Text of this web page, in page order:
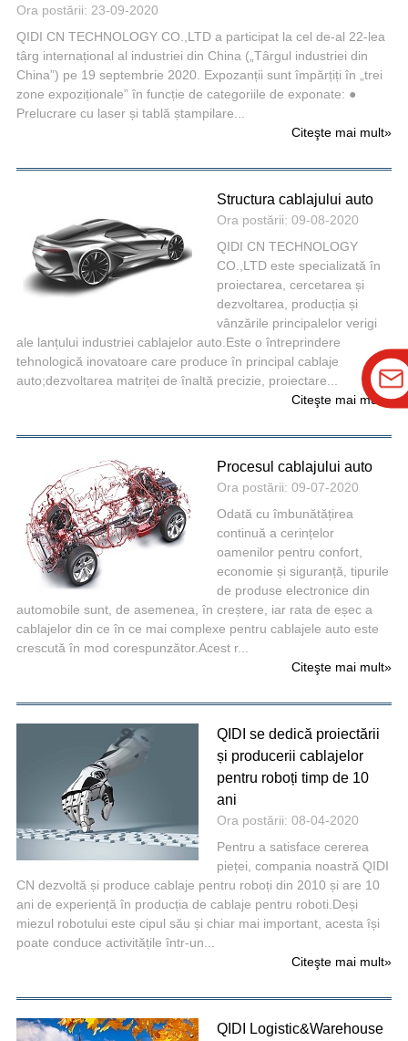
Ora postării: 23-09-2020
QIDI CN TECHNOLOGY CO.,LTD a participat la cel de-al 22-lea
târg internațional al industriei din China („Târgul industriei din
China”) pe 19 septembrie 2020. Expozanții sunt împărțiți în „trei
zone expoziționale” în funcție de categoriile de exponate: ●
Prelucrare cu laser și tablă ștampilare...
Citeşte mai mult»
Structura cablajului auto
Ora postării: 09-08-2020
QIDI CN TECHNOLOGY
CO.,LTD este specializată în
proiectarea, cercetarea și
dezvoltarea, producția și
vânzările principalelor verigi
ale lanțului industriei cablajelor auto.Este o întreprindere
tehnologică inovatoare care produce în principal cablaje
auto;dezvoltarea matriței de înaltă precizie, proiectare...
Citeşte mai mult»
Procesul cablajului auto
Ora postării: 09-07-2020
Odată cu îmbunătățirea
continuă a cerințelor
oamenilor pentru confort,
economie și siguranță, tipurile
de produse electronice din
automobile sunt, de asemenea, în creștere, iar rata de eșec a
cablajelor din ce în ce mai complexe pentru cablajele auto este
crescută în mod corespunzător.Acest r...
Citeşte mai mult»
QIDI se dedică proiectării
și producerii cablajelor
pentru roboți timp de 10
ani
Ora postării: 08-04-2020
Pentru a satisface cererea
pieței, compania noastră QIDI
CN dezvoltă și produce cablaje pentru roboți din 2010 și are 10
ani de experiență în producția de cablaje pentru roboti.Deși
miezul robotului este cipul său și chiar mai important, acesta își
poate conduce activitățile într-un...
Citeşte mai mult»
QIDI Logistic&Warehouse